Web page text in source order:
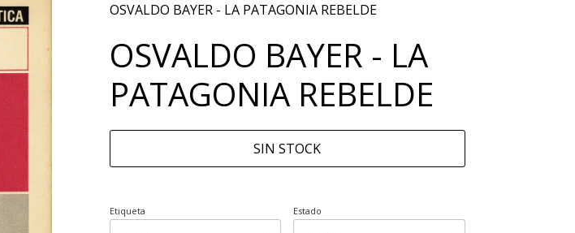
OSVALDO BAYER - LA PATAGONIA REBELDE
OSVALDO BAYER - LA
PATAGONIA REBELDE
SIN STOCK
Etiqueta Estado